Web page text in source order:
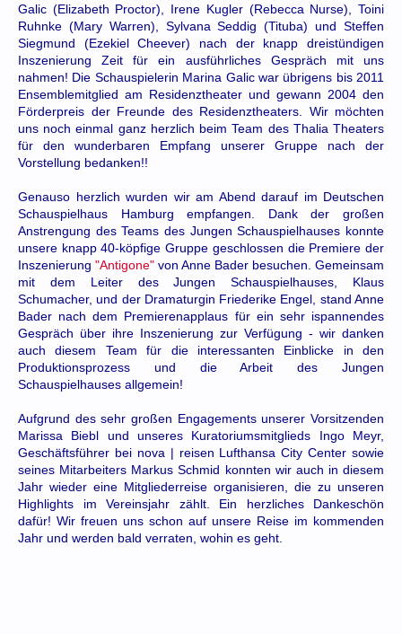
Galic (Elizabeth Proctor), Irene Kugler (Rebecca Nurse), Toini
Ruhnke (Mary Warren), Sylvana Seddig (Tituba) und Steffen
Siegmund (Ezekiel Cheever) nach der knapp dreistündigen
Inszenierung Zeit für ein ausführliches Gespräch mit uns
nahmen! Die Schauspielerin Marina Galic war übrigens bis 2011
Ensemblemitglied am Residenztheater und gewann 2004 den
Förderpreis der Freunde des Residenztheaters. Wir möchten
uns noch einmal ganz herzlich beim Team des Thalia Theaters
für den wunderbaren Empfang unserer Gruppe nach der
Vorstellung bedanken!!
Genauso herzlich wurden wir am Abend darauf im Deutschen
Schauspielhaus Hamburg empfangen. Dank der großen
Anstrengung des Teams des Jungen Schauspielhauses konnte
unsere knapp 40-köpfige Gruppe geschlossen die Premiere der
Inszenierung "Antigone" von Anne Bader besuchen. Gemeinsam
mit dem Leiter des Jungen Schauspielhauses, Klaus
Schumacher, und der Dramaturgin Friederike Engel, stand Anne
Bader nach dem Premierenapplaus für ein sehr ispannendes
Gespräch über ihre Inszenierung zur Verfügung - wir danken
auch diesem Team für die interessanten Einblicke in den
Produktionsprozess und die Arbeit des Jungen
Schauspielhauses allgemein!
Aufgrund des sehr großen Engagements unserer Vorsitzenden
Marissa Biebl und unseres Kuratoriumsmitglieds Ingo Meyr,
Geschäftsführer bei nova | reisen Lufthansa City Center sowie
seines Mitarbeiters Markus Schmid konnten wir auch in diesem
Jahr wieder eine Mitgliederreise organisieren, die zu unseren
Highlights im Vereinsjahr zählt. Ein herzliches Dankeschön
dafür! Wir freuen uns schon auf unsere Reise im kommenden
Jahr und werden bald verraten, wohin es geht.